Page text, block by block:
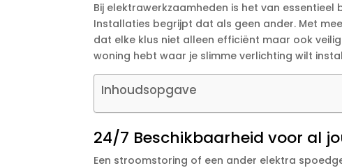
Bij elektrawerkzaamheden is het van
Installaties begrijpt dat als geen ander. Met
dat elke klus niet alleen efficiënt maar ook
woning hebt waar je slimme verlichting wilt
Inhoudsopgave
24/7 Beschikbaarheid voor al
Een stroomstoring of een ander elektra